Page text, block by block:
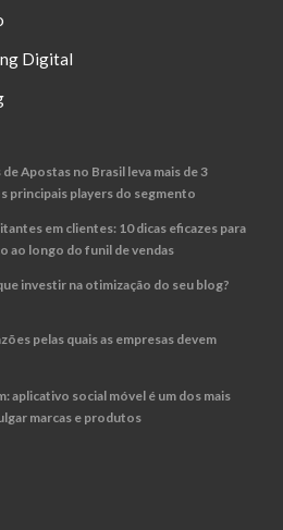
Digital
Apostas no Brasil leva mais de 3
principais players do segmento
em clientes: 10 dicas eficazes para
ao longo do funil de vendas
investir na otimização do seu blog?
pelas quais as empresas devem
aplicativo social móvel é um dos mais
marcas e produtos